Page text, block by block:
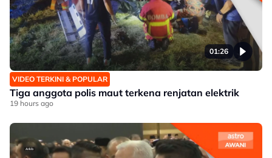
01:26
VIDEO TERKINI & POPULAR
Tiga anggota polis maut terkena renjatan elektrik
19 hours ago